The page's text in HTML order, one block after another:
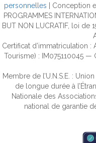
personnelles | Conception
PROGRAMMES
BUT NON LUCRATIF, loi de
Certificat d’immatriculation :
Tourisme) : IM075110045 —
Membre de l’U.N.S.E. :
de longue durée à
Nationale des
national de garantie